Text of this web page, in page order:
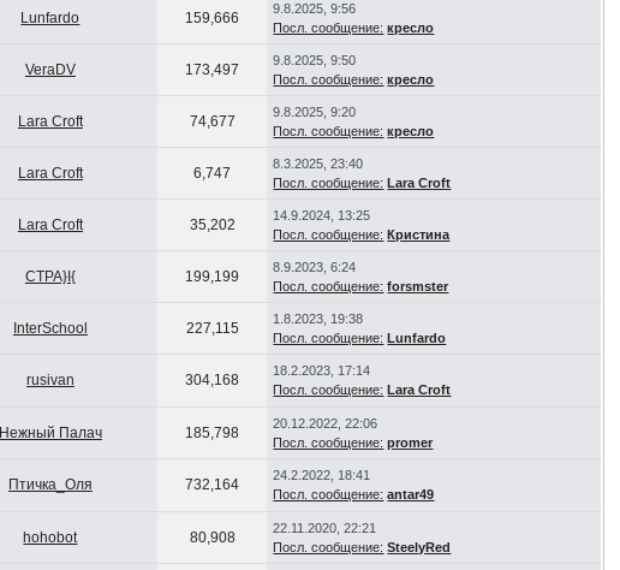
Lunfardo 159,666
9.8.2025, 9:56
Посл. сообщение: кресло
VeraDV 173,497
9.8.2025, 9:50
Посл. сообщение: кресло
Lara Croft 74,677
9.8.2025, 9:20
Посл. сообщение: кресло
Lara Croft 6,747
8.3.2025, 23:40
Посл. сообщение: Lara Croft
Lara Croft 35,202
14.9.2024, 13:25
Посл. сообщение: Кристина
CTPA}I{ 199,199
8.9.2023, 6:24
Посл. сообщение: forsmster
InterSchool 227,115
1.8.2023, 19:38
Посл. сообщение: Lunfardo
rusivan 304,168
18.2.2023, 17:14
Посл. сообщение: Lara Croft
Нежный Палач 185,798
20.12.2022, 22:06
Посл. сообщение: promer
Птичка_Оля 732,164
24.2.2022, 18:41
Посл. сообщение: antar49
hohobot 80,908
22.11.2020, 22:21
Посл. сообщение: SteelyRed